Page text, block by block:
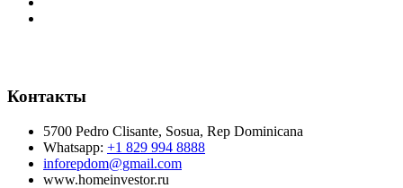
Контакты
5700 Pedro Clisante, Sosua, Rep Dominicana
Whatsapp: +1 829 994 8888
inforepdom@gmail.com
www.homeinvestor.ru